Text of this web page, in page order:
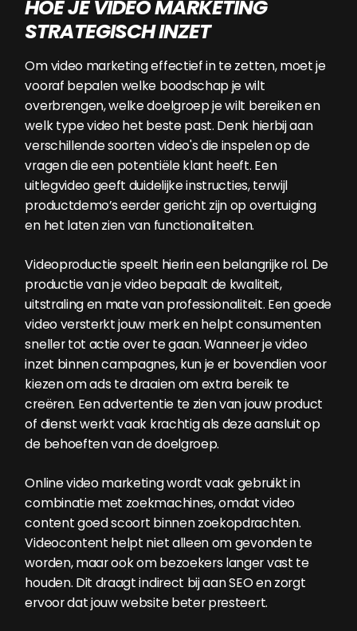
HOE JE VIDEO MARKETING
STRATEGISCH INZET
Om video marketing effectief in te zetten, moet je
vooraf bepalen welke boodschap je wilt
overbrengen, welke doelgroep je wilt bereiken en
welk type video het beste past. Denk hierbij aan
verschillende soorten video's die inspelen op de
vragen die een potentiële klant heeft. Een
uitlegvideo geeft duidelijke instructies, terwijl
productdemo’s eerder gericht zijn op overtuiging
en het laten zien van functionaliteiten.
Videoproductie speelt hierin een belangrijke rol. De
productie van je video bepaalt de kwaliteit,
uitstraling en mate van professionaliteit. Een goede
video versterkt jouw merk en helpt consumenten
sneller tot actie over te gaan. Wanneer je video
inzet binnen campagnes, kun je er bovendien voor
kiezen om ads te draaien om extra bereik te
creëren. Een advertentie te zien van jouw product
of dienst werkt vaak krachtig als deze aansluit op
de behoeften van de doelgroep.
Online video marketing wordt vaak gebruikt in
combinatie met zoekmachines, omdat video
content goed scoort binnen zoekopdrachten.
Videocontent helpt niet alleen om gevonden te
worden, maar ook om bezoekers langer vast te
houden. Dit draagt indirect bij aan SEO en zorgt
ervoor dat jouw website beter presteert.